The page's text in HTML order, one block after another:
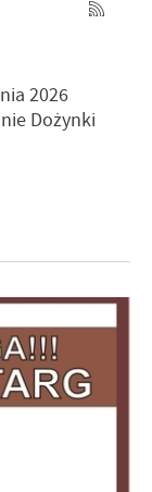
2026
Dożynki